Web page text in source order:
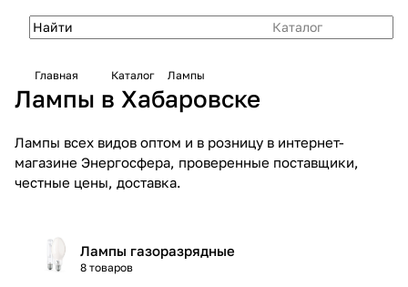
Каталог
Главная Каталог Лампы
Лампы в Хабаровске
Лампы всех видов оптом и в розницу в интернет-
магазине Энергосфера, проверенные поставщики,
честные цены, доставка.
Лампы газоразрядные
8 товаров